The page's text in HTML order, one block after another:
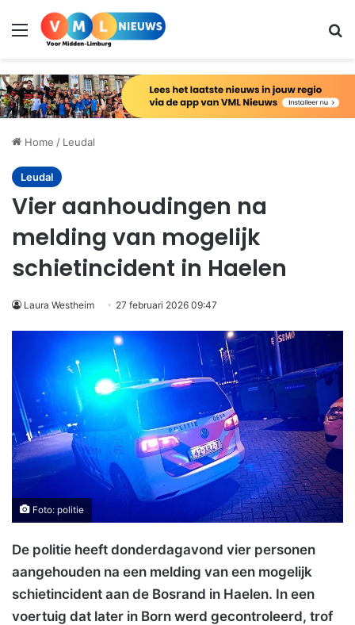
Menu
Home / Leudal
Leudal
Vier aanhoudingen na
melding van mogelijk
schietincident in Haelen
Laura Westheim 27 februari 2026 09:47
Foto: politie
De politie heeft donderdagavond vier personen
aangehouden na een melding van een mogelijk
schietincident aan de Bosrand in Haelen. In een
voertuig dat later in Born werd gecontroleerd, trof